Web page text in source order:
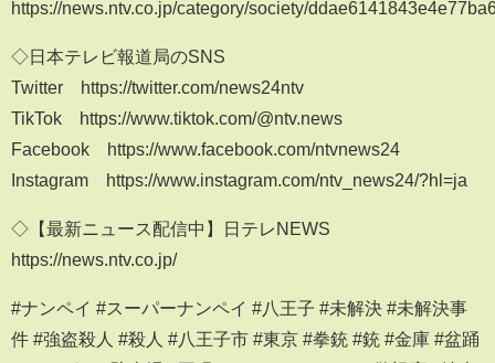
https://news.ntv.co.jp/category/society/
◇日本テレビ報道局のSNS
Twitter https://twitter.com/news24ntv
TikTok https://www.tiktok.com/@ntv.news
Facebook https://www.facebook.com/ntvnews24
Instagram https://www.instagram.com/ntv_news24/?hl=ja
◇【最新ニュース配信中】日テレNEWS
https://news.ntv.co.jp/
#ナンペイ #スーパーナンペイ #八王子 #未解決 #未解決事
件 #強盗殺人 #殺人 #八王子市 #東京 #拳銃 #銃 #金庫 #盆踊